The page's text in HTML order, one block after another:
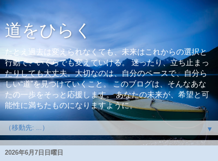
道をひらく
たとえ過去は変えられなくても、未来はこれからの選択と
行動で、いくらでも変えていける。 迷ったり、立ち止まっ
たりしても大丈夫。大切なのは、自分のペースで、自分ら
しい“道”を見つけていくこと。 このブログは、そんなあな
たの一歩をそっと応援します。 あなたの未来が、希望と可
能性に満ちたものになりますように。
▼
2026年6月7日日曜日